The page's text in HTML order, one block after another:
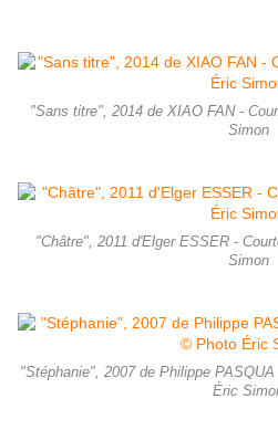
"Sans titre", 2014 de XIAO FAN -
Simon
"Châtre", 2011 d'Elger ESSER -
Simon
"Stéphanie", 2007 de Philippe
Éric